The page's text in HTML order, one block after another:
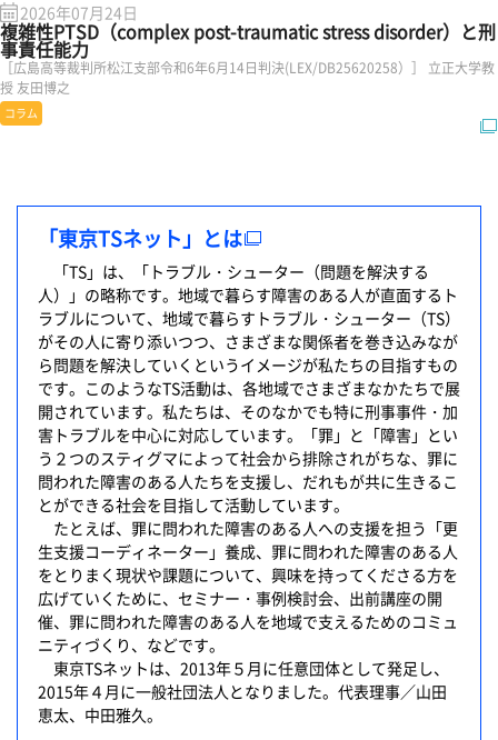
2026年07月24日
複雑性PTSD（complex post-traumatic stress disorder）と刑
事責任能力
［広島高等裁判所松江支部令和6年6月14日判決(LEX/DB25620258）］ 立正大学教
授 友田博之
コラム
「東京TSネット」とは
「TS」は、「トラブル・シューター（問題を解決する
人）」の略称です。地域で暮らす障害のある人が直面するト
ラブルについて、地域で暮らすトラブル・シューター（TS）
がその人に寄り添いつつ、さまざまな関係者を巻き込みなが
ら問題を解決していくというイメージが私たちの目指すもの
です。このようなTS活動は、各地域でさまざまなかたちで展
開されています。私たちは、そのなかでも特に刑事事件・加
害トラブルを中心に対応しています。「罪」と「障害」とい
う２つのスティグマによって社会から排除されがちな、罪に
問われた障害のある人たちを支援し、だれもが共に生きるこ
とができる社会を目指して活動しています。
たとえば、罪に問われた障害のある人への支援を担う「更
生支援コーディネーター」養成、罪に問われた障害のある人
をとりまく現状や課題について、興味を持ってくださる方を
広げていくために、セミナー・事例検討会、出前講座の開
催、罪に問われた障害のある人を地域で支えるためのコミュ
ニティづくり、などです。
東京TSネットは、2013年５月に任意団体として発足し、
2015年４月に一般社団法人となりました。代表理事／山田
恵太、中田雅久。